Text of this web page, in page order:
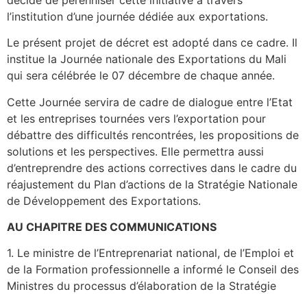
l’institution d’une journée dédiée aux exportations.
Le présent projet de décret est adopté dans ce cadre. Il
institue la Journée nationale des Exportations du Mali
qui sera célébrée le 07 décembre de chaque année.
Cette Journée servira de cadre de dialogue entre l’Etat
et les entreprises tournées vers l’exportation pour
débattre des difficultés rencontrées, les propositions de
solutions et les perspectives. Elle permettra aussi
d’entreprendre des actions correctives dans le cadre du
réajustement du Plan d’actions de la Stratégie Nationale
de Développement des Exportations.
AU CHAPITRE DES COMMUNICATIONS
1. Le ministre de l’Entreprenariat national, de l’Emploi et
de la Formation professionnelle a informé le Conseil des
Ministres du processus d’élaboration de la Stratégie